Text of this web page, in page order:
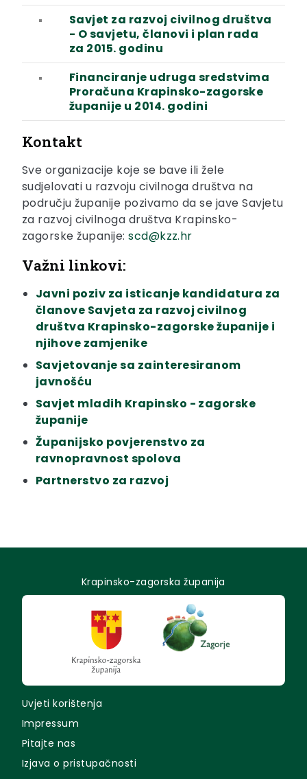
Savjet za razvoj civilnog društva
- O savjetu, članovi i plan rada
za 2015. godinu
Financiranje udruga sredstvima
Proračuna Krapinsko-zagorske
županije u 2014. godini
Kontakt
Sve organizacije koje se bave ili žele
sudjelovati u razvoju civilnoga društva na
području županije pozivamo da se jave Savjetu
za razvoj civilnoga društva Krapinsko-
zagorske županije:scd@kzz.hr
Važni linkovi:
Javni poziv za isticanje kandidatura za
članove Savjeta za razvoj civilnog
društva Krapinsko-zagorske županije i
njihove zamjenike
Savjetovanje sa zainteresiranom
javnošću
Savjet mladih Krapinsko - zagorske
županije
Županijsko povjerenstvo za
ravnopravnost spolova
Partnerstvo za razvoj
Krapinsko-zagorska županija
Uvjeti korištenja
Impressum
Pitajte nas
Izjava o pristupačnosti